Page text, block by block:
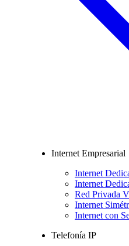
Internet Empresarial
Internet
Internet
Red Privada
Internet
Internet con
Telefonía IP